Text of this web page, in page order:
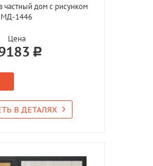
частный дом с рисунком
МД-1446
Цена
В ДЕТАЛЯХ